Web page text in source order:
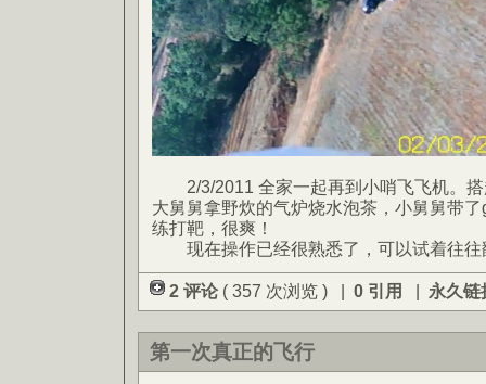
2/3/2011 全家一起再到小哨飞飞机。搭
大舅舅拿野炊的气炉烧水泡茶，小舅舅带
练打靶，很爽！
现在操作已经很熟悉了，可以试着往往
2 评论 ( 357 次浏览 ) | 0 引用 | 永久链
第一次真正的飞行